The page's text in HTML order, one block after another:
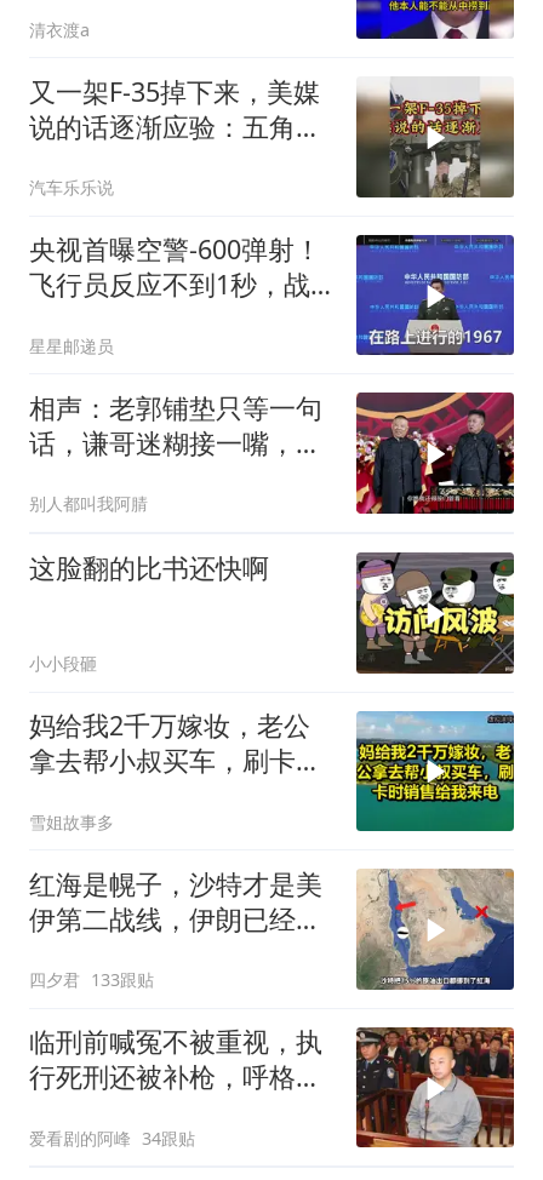
清衣渡a
又一架F-35掉下来，美媒
说的话逐渐应验：五角大
汽车乐乐说
央视首曝空警-600弹射！
飞行员反应不到1秒，战
星星邮递员
相声：老郭铺垫只等一句
话，谦哥迷糊接一嘴，包
别人都叫我阿腈
这脸翻的比书还快啊
小小段砸
妈给我2千万嫁妆，老公
拿去帮小叔买车，刷卡时
雪姐故事多
红海是幌子，沙特才是美
伊第二战线，伊朗已经输
四夕君 133跟贴
临刑前喊冤不被重视，执
行死刑还被补枪，呼格吉
爱看剧的阿峰 34跟贴